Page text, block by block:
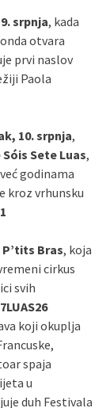
srpnja, kada
otvara
prvi naslov
Paola
10. srpnja,
Sete Luas,
godinama
kroz vrhunsku
P’tits Bras, koja
cirkus
svih
koji okuplja
spaja
u
duh Festivala